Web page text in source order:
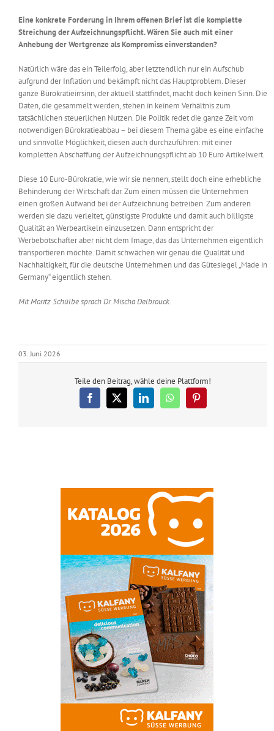
Eine konkrete Forderung in Ihrem offenen Brief ist die komplette
Streichung der Aufzeichnungspflicht. Wären Sie auch mit einer
Anhebung der Wertgrenze als Kompromiss einverstanden?
Natürlich wäre das ein Teilerfolg, aber letztendlich nur ein Aufschub
aufgrund der Inflation und bekämpft nicht das Hauptproblem. Dieser
ganze Bürokratieirrsinn, der aktuell stattfindet, macht doch keinen Sinn. Die
Daten, die gesammelt werden, stehen in keinem Verhältnis zum
tatsächlichen steuerlichen Nutzen. Die Politik redet die ganze Zeit vom
notwendigen Bürokratieabbau – bei diesem Thema gäbe es eine einfache
und sinnvolle Möglichkeit, diesen auch durchzuführen: mit einer
kompletten Abschaffung der Aufzeichnungspflicht ab 10 Euro Artikelwert.
Diese 10 Euro-Bürokratie, wie wir sie nennen, stellt doch eine erhebliche
Behinderung der Wirtschaft dar. Zum einen müssen die Unternehmen
einen großen Aufwand bei der Aufzeichnung betreiben. Zum anderen
werden sie dazu verleitet, günstigste Produkte und damit auch billigste
Qualität an Werbeartikeln einzusetzen. Dann entspricht der
Werbebotschafter aber nicht dem Image, das das Unternehmen eigentlich
transportieren möchte. Damit schwächen wir genau die Qualität und
Nachhaltigkeit, für die deutsche Unternehmen und das Gütesiegel „Made in
Germany“ eigentlich stehen.
Mit Moritz Schülbe sprach Dr. Mischa Delbrouck.
03. Juni 2026
Teile den Beitrag, wähle deine Plattform!
Facebook
X LinkedInWhatsAppPinterest